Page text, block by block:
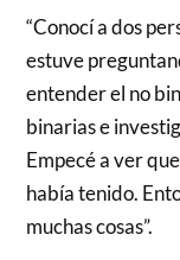
“Conocí a dos
estuve
entender el no
binarias e
Empecé a ver
había tenido.
muchas cosas”.